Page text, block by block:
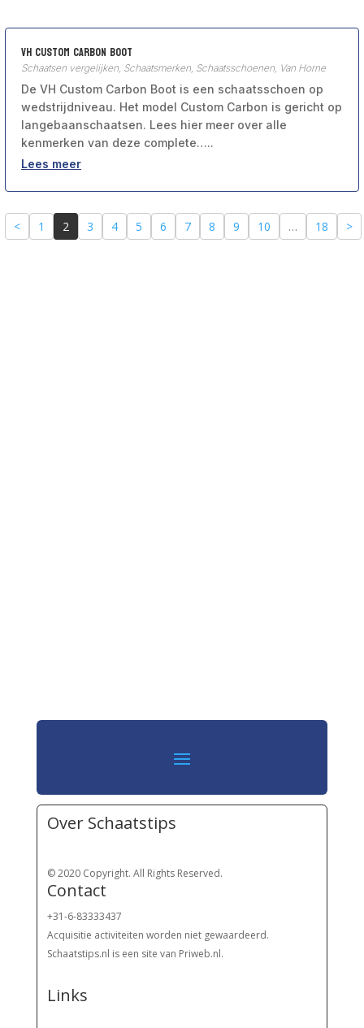
VH Custom Carbon Boot
Schaatsen vergelijken Schaatsmerken Schaatsschoenen Van Horne
De VH Custom Carbon Boot is een schaatsschoen op
wedstrijdniveau. Het model Custom Carbon is gericht op
langebaanschaatsen. Lees hier meer over alle
kenmerken van deze complete…..
Lees meer
< 1 2 3 4 5 6 7 8 9 10 … 18 >
Over Schaatstips
© 2020 Copyright. All Rights Reserved.
Contact
+31-6-83333437
Acquisitie activiteiten worden niet gewaardeerd.
Schaatstips.nl is een site van Priweb.nl.
Links